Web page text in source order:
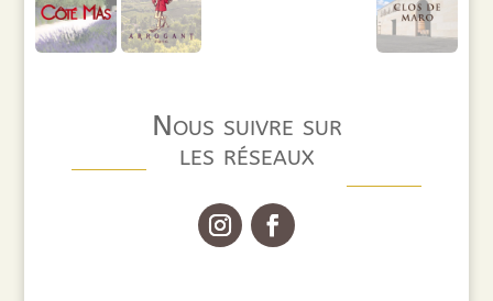
Nous suivre sur
les réseaux